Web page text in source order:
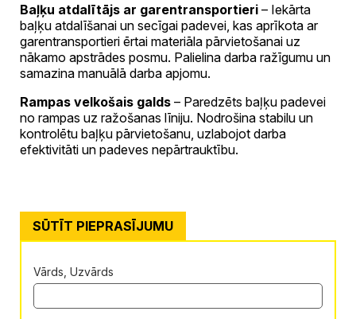
Baļķu atdalītājs ar garentransportieri – Iekārta
baļķu atdalīšanai un secīgai padevei, kas aprīkota ar
garentransportieri ērtai materiāla pārvietošanai uz
nākamo apstrādes posmu. Palielina darba ražīgumu un
samazina manuālā darba apjomu.
Rampas velkošais galds – Paredzēts baļķu padevei
no rampas uz ražošanas līniju. Nodrošina stabilu un
kontrolētu baļķu pārvietošanu, uzlabojot darba
efektivitāti un padeves nepārtrauktību.
SŪTĪT PIEPRASĪJUMU
Vārds, Uzvārds